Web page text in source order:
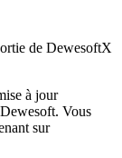
de DewesoftX
à jour
Vous
sur